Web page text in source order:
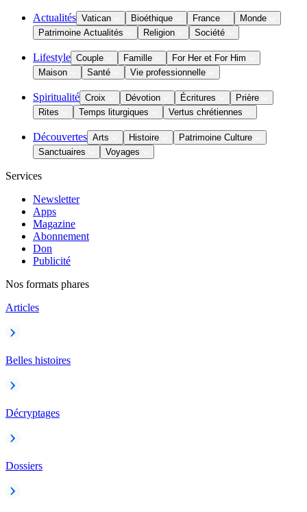
Actualités Vatican Bioéthique France
Monde
Patrimoine Actualités
Religion Société
Lifestyle Couple Famille
For Her et For Him
Maison
Santé Vie professionnelle
Spiritualité Croix Dévotion Écritures
Prière
Rites
Temps liturgiques Vertus chrétiennes
Découvertes Arts Histoire
Patrimoine Culture
Sanctuaires
Voyages
Services
Newsletter
Apps
Magazine
Abonnement
Don
Publicité
Nos formats phares
Articles
Belles histoires
Décryptages
Dossiers